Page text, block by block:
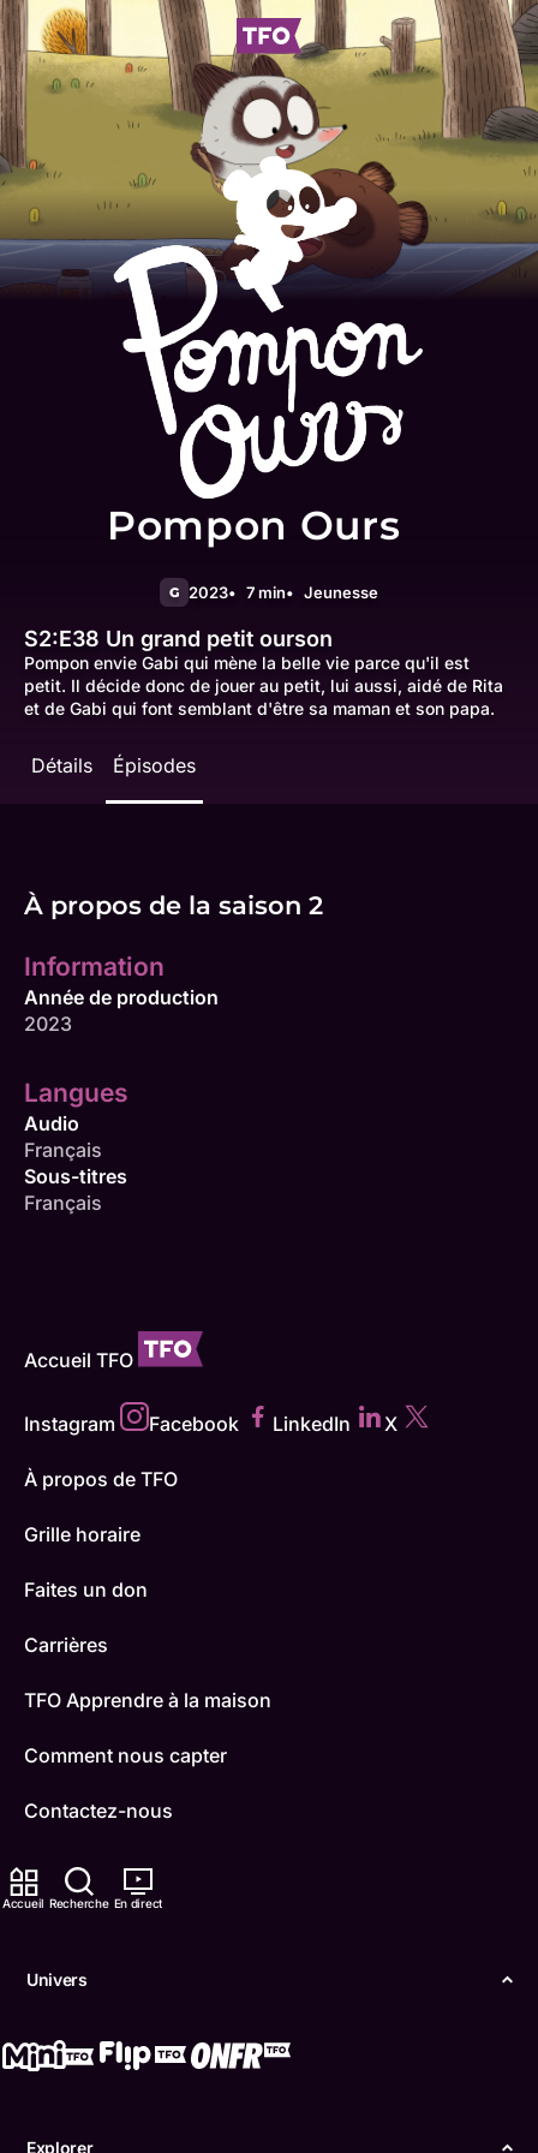
Accueil Recherche En direct
Univers
Explorer
Pompon Ours
G 2023 7 min Jeunesse
S2:E38 Un grand petit ourson
Pompon envie Gabi qui mène la belle vie parce qu'il est
petit. Il décide donc de jouer au petit, lui aussi, aidé de Rita
et de Gabi qui font semblant d'être sa maman et son papa.
Détails Épisodes
À propos de la saison 2
Information
Année de production
2023
Langues
Audio
Français
Sous-titres
Français
Accueil TFO
Instagram Facebook LinkedIn X
À propos de TFO
Grille horaire
Faites un don
Carrières
TFO Apprendre à la maison
Comment nous capter
Contactez-nous
ONFR
Boukili
Confidentialité